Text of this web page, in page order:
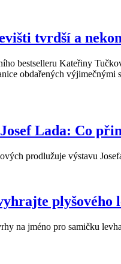
tvrdší a
bestselleru Kateřiny
obdařených
Lada: Co
prodlužuje výstavu
plyšového
na jméno pro samičku